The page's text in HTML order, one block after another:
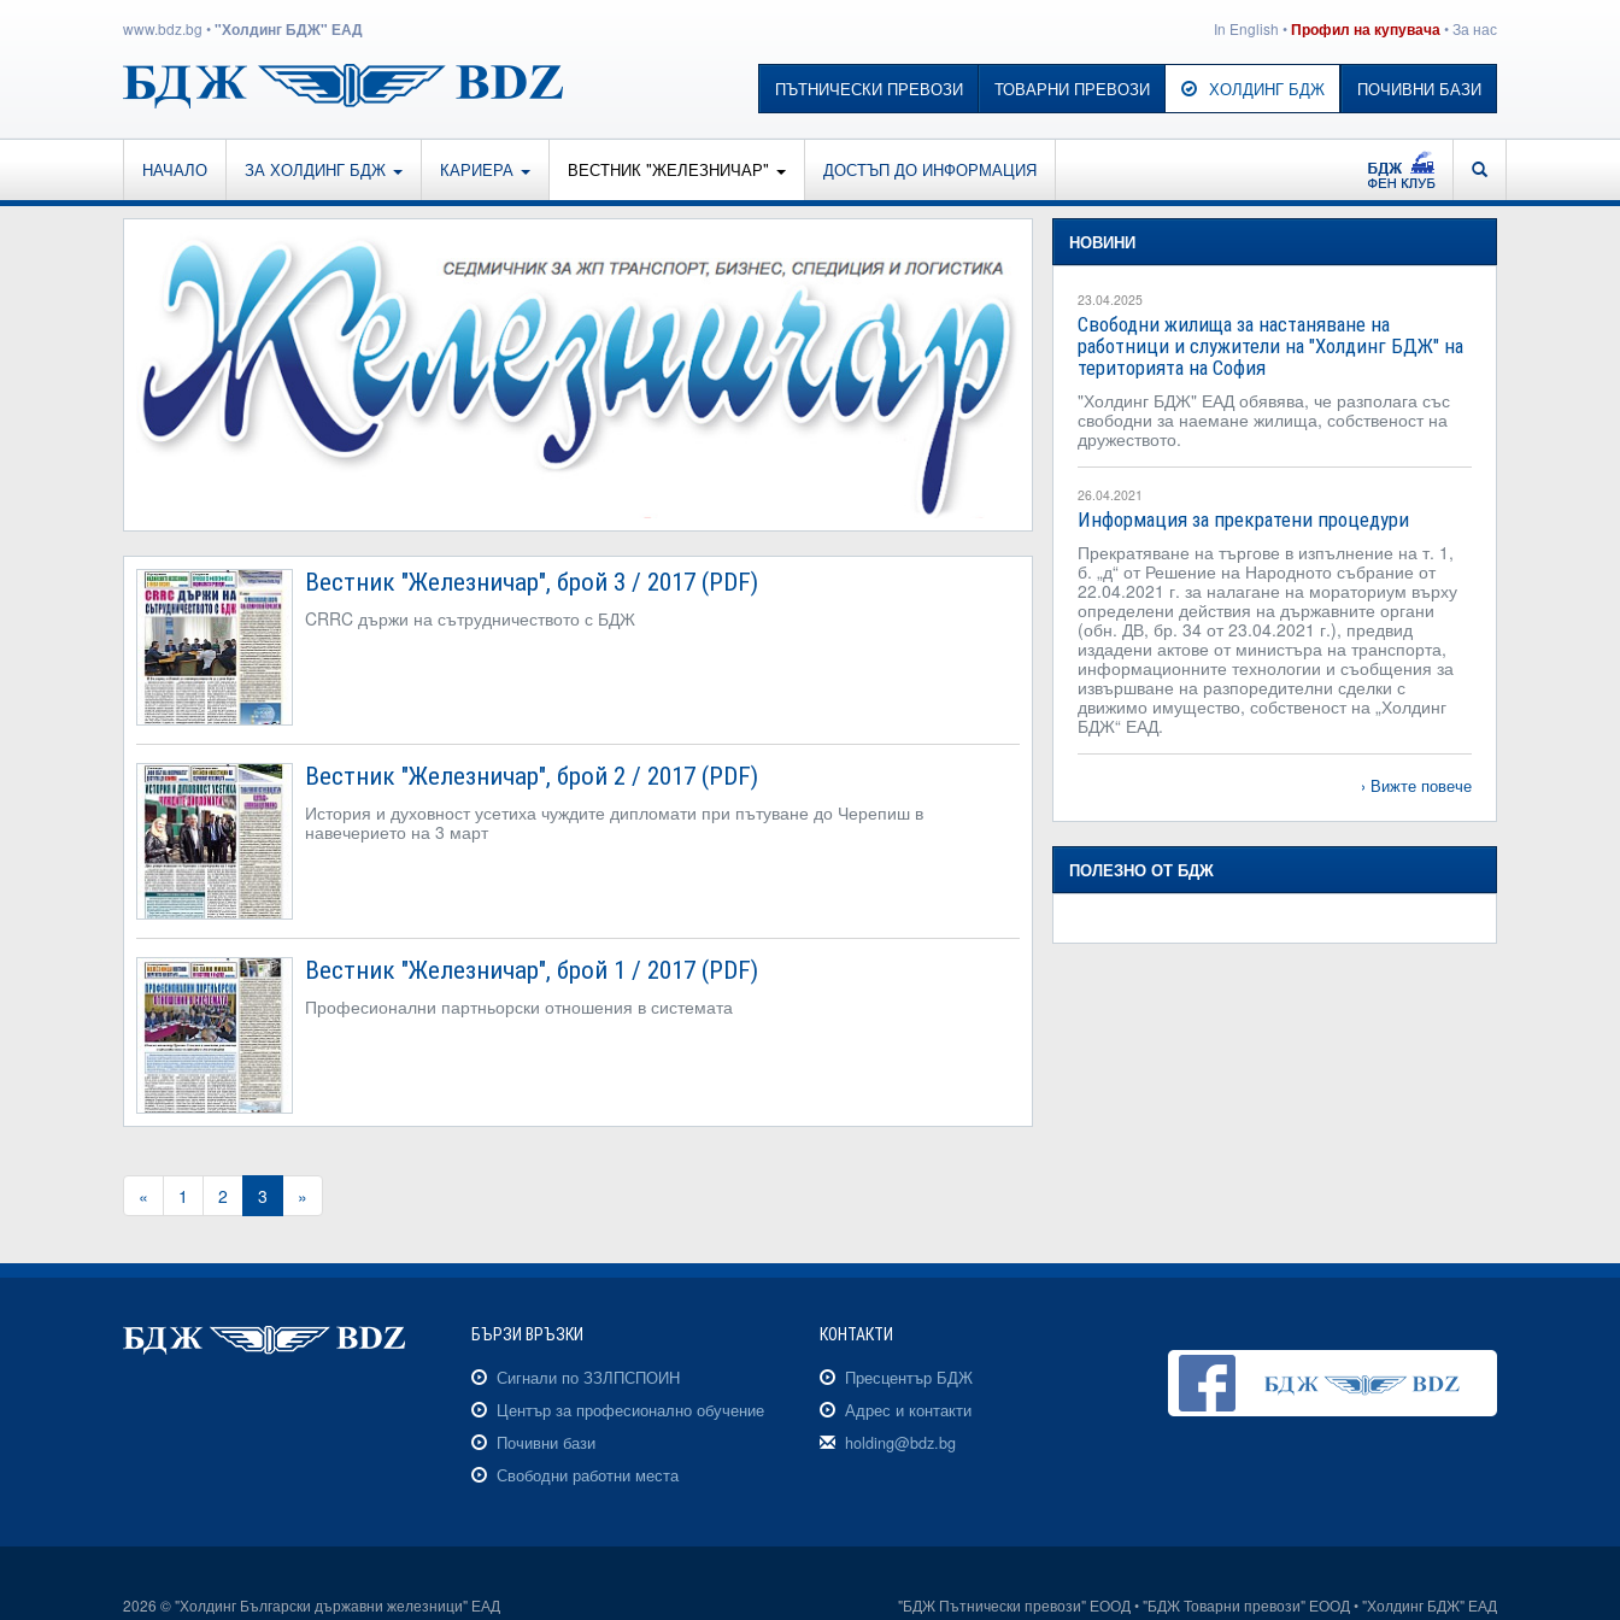
www.bdz.bg •"Холдинг БДЖ" ЕАД In English •Профил на купувача•За нас
ПЪТНИЧЕСКИ ПРЕВОЗИ ТОВАРНИ ПРЕВОЗИ ХОЛДИНГ БДЖ ПОЧИВНИ БАЗИ
НАЧАЛО ЗА ХОЛДИНГ БДЖ КАРИЕРА ВЕСТНИК "ЖЕЛЕЗНИЧАР" ДОСТЪП ДО ИНФОРМАЦИЯ ТЪРСЕНЕ
Вестник "Железничар", брой 3 / 2017 (PDF)
CRRC държи на сътрудничеството с БДЖ
Вестник "Железничар", брой 2 / 2017 (PDF)
История и духовност усетиха чуждите дипломати при пътуване до Черепиш в
навечерието на 3 март
Вестник "Железничар", брой 1 / 2017 (PDF)
Професионални партньорски отношения в системата
« 1 2 3 »
НОВИНИ
23.04.2025
Свободни жилища за настаняване на
работници и служители на "Холдинг БДЖ" на
територията на София
"Холдинг БДЖ" ЕАД обявява, че разполага със
свободни за наемане жилища, собственост на
дружеството.
26.04.2021
Информация за прекратени процедури
Прекратяване на търгове в изпълнение на т. 1,
б. „д“ от Решение на Народното събрание от
22.04.2021 г. за налагане на мораториум върху
определени действия на държавните органи
(обн. ДВ, бр. 34 от 23.04.2021 г.), предвид
издадени актове от министъра на транспорта,
информационните технологии и съобщения за
извършване на разпоредителни сделки с
движимо имущество, собственост на „Холдинг
БДЖ“ ЕАД.
Вижте повече
ПОЛЕЗНО ОТ БДЖ
БЪРЗИ ВРЪЗКИ
Сигнали по ЗЗЛПСПОИН
Център за професионално обучение
Почивни бази
Свободни работни места
КОНТАКТИ
Пресцентър БДЖ
Адрес и контакти
holding@bdz.bg
2026 © "Холдинг Български държавни железници" ЕАД "БДЖ Пътнически превози" ЕООД •"БДЖ Товарни превози" ЕООД •"Холдинг БДЖ" ЕАД